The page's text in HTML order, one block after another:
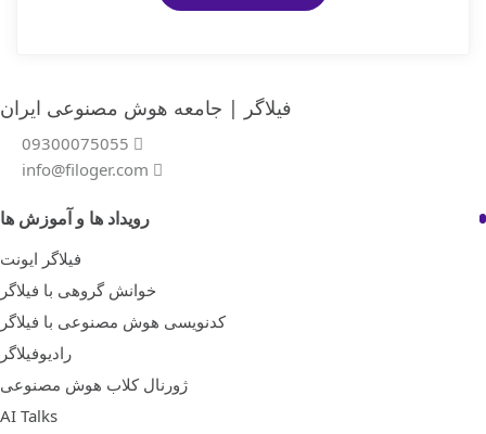
فیلاگر | جامعه هوش مصنوعی ایران
09300075055
info@filoger.com
رویداد ها و آموزش ها
فیلاگر ایونت
خوانش گروهی با فیلاگر
کدنویسی هوش مصنوعی با فیلاگر
رادیوفیلاگر
ژورنال کلاب هوش مصنوعی
AI Talks